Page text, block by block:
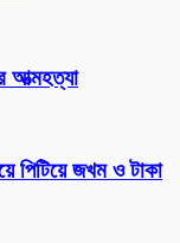
আত্মহত্যা
পিটিয়ে জখম ও টাকা